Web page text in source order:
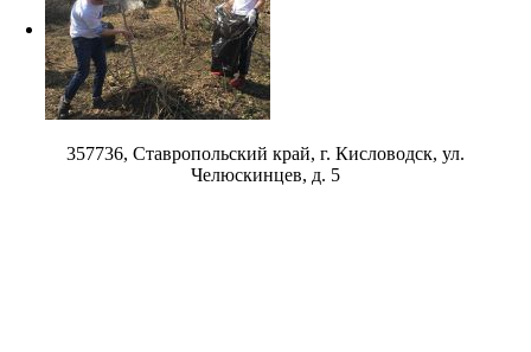
357736, Ставропольский край, г. Кисловодск, ул.
Челюскинцев, д. 5